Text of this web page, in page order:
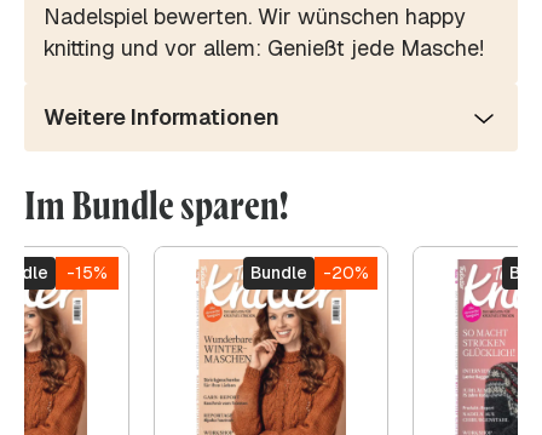
Nadelspiel bewerten. Wir wünschen happy
knitting und vor allem: Genießt jede Masche!
Weitere Informationen
Im Bundle sparen!
-15% Bundle -20%